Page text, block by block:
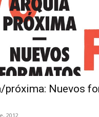
próxima: Nuevos
2012